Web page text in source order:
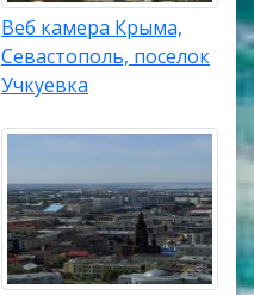
Веб камера Крыма,
Севастополь, поселок
Учкуевка